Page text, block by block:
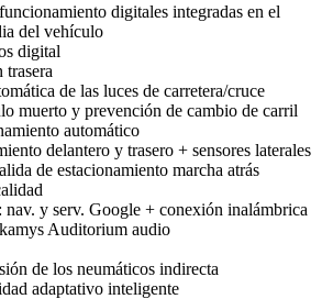
digitales integradas en el
del vehículo
digital
trasera
de las luces de carretera/cruce
muerto y prevención de cambio de carril
automático
delantero y trasero + sensores laterales
de estacionamiento marcha atrás
y serv. Google + conexión inalámbrica
Auditorium audio
de los neumáticos indirecta
adaptativo inteligente